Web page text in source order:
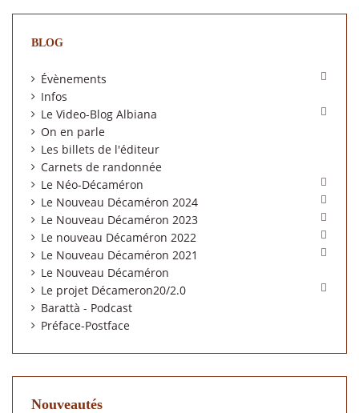
BLOG
Évènements 
Infos
Le Video-Blog Albiana

On en parle
Les billets de l'éditeur
Carnets de randonnée
Le Néo-Décaméron

Le Nouveau Décaméron 2024 
Le Nouveau Décaméron 2023 
Le nouveau Décaméron 2022 
Le Nouveau Décaméron 2021 
Le Nouveau Décaméron
Le projet Décameron20/2.0

Barattà - Podcast
Préface-Postface
Nouveautés